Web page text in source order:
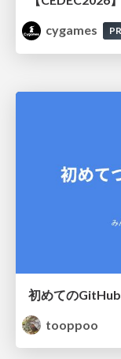
cygames
初めての
tooppoo